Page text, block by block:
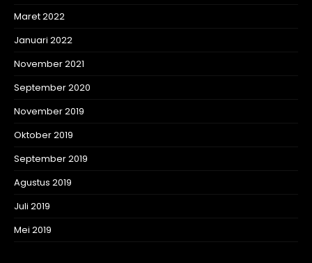
Maret 2022
Januari 2022
November 2021
September 2020
November 2019
Oktober 2019
September 2019
Agustus 2019
Juli 2019
Mei 2019